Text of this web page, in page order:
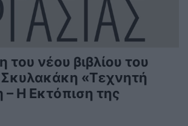
του νέου βιβλίου του
«Τεχνητή
Η Εκτόπιση της